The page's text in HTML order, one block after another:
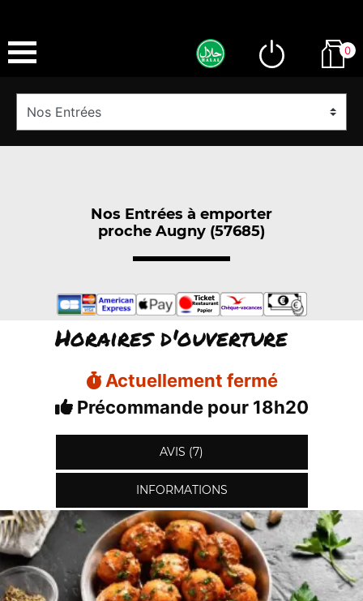
0
Nos Entrées à emporter
proche Augny (57685)
Horaires d'ouverture
Actuellement fermé
Précommande pour 18h20
AVIS (7)
INFORMATIONS